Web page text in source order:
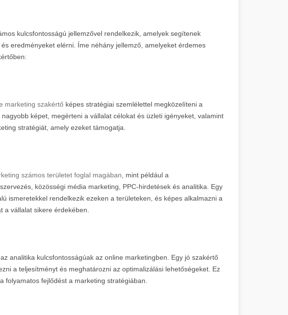
kulcsfontosságú jellemzővel rendelkezik, amelyek segítenek
eredményeket elérni. Íme néhány jellemző, amelyeket érdemes
marketing szakértő képes stratégiai szemlélettel megközelíteni a
képet, megérteni a vállalat célokat és üzleti igényeket, valamint
stratégiát, amely ezeket támogatja.
számos területet foglal magában , mint például a
közösségi média marketing, PPC-hirdetések és analitika. Egy
ismeretekkel rendelkezik ezeken a területeken, és képes alkalmazni a
a vállalat sikere érdekében.
analitika kulcsfontosságúak az online marketingben. Egy jó szakértő
a teljesítményt és meghatározni az optimalizálási lehetőségeket. Ez
folyamatos fejlődést a marketing stratégiában.